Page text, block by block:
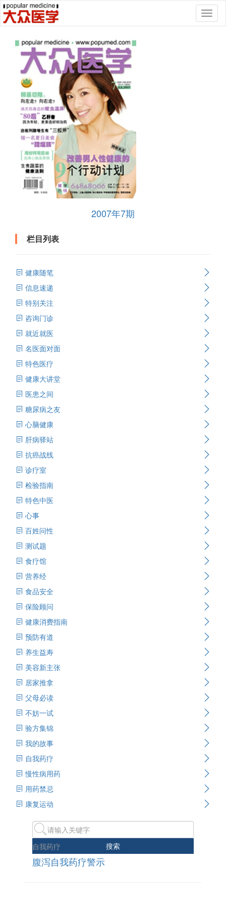
2007年7期
栏目列表
健康随笔
信息速递
特别关注
咨询门诊
就近就医
名医面对面
特色医疗
健康大讲堂
医患之间
糖尿病之友
心脑健康
肝病驿站
抗癌战线
诊疗室
检验指南
特色中医
心事
百姓问性
测试题
食疗馆
营养经
食品安全
保险顾问
健康消费指南
预防有道
养生益寿
美容新主张
居家推拿
父母必读
不妨一试
验方集锦
我的故事
自我药疗
慢性病用药
用药禁忌
康复运动
搜索
自我药疗
腹泻自我药疗警示